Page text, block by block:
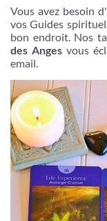
Vous avez besoin
vos Guides
bon endroit. Nos
des Anges vous
email.